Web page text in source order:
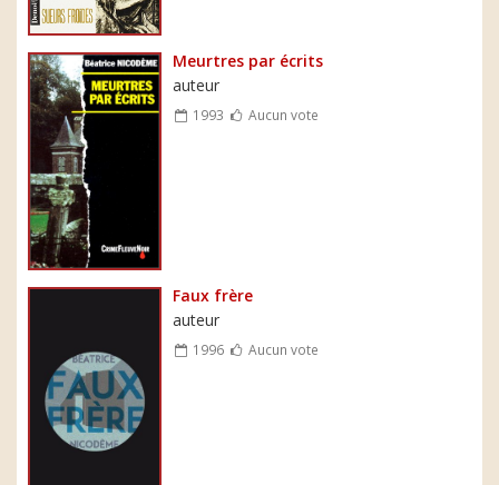
Meurtres par écrits
auteur
1993 Aucun vote
Faux frère
auteur
1996 Aucun vote